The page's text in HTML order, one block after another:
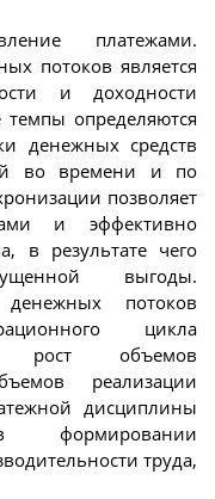
платежами.
потоков является
и доходности
определяются
денежных средств
во времени и по
позволяет
и эффективно
в результате чего
выгоды.
потоков
цикла
рост объемов
реализации
дисциплины
труда,